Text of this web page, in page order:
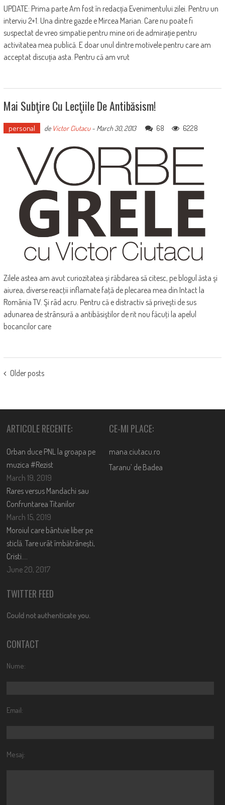
UPDATE: Prima parte Am fost în redacția Evenimentului zilei. Pentru un
interviu 2+1. Una dintre gazde e Mircea Marian. Care nu poate fi
suspectat de vreo simpatie pentru mine ori de admirație pentru
activitatea mea publică. E doar unul dintre motivele pentru care am
acceptat discuția asta. Pentru că am vrut
Mai Subţire Cu Lecţiile De Antibăsism!
personal de Victor Ciutacu- March 30, 2013 68 6228
Zilele astea am avut curiozitatea şi răbdarea să citesc, pe blogul ăsta şi
aiurea, diverse reacţii inflamate faţă de plecarea mea din Intact la
România TV. Şi râd acru. Pentru că e distractiv să priveşti de sus
adunarea de strânsură a antibăsiştilor de rit nou făcuţi la apelul
bocancilor care
POSTS
Older posts
ARTICOLE RECENTE:
Orban duce PNL la groapa pe
muzica #Rezist
March 19, 2019
Rares versus Mandachi sau
Confruntarea Titanilor
March 15, 2019
Moroiul care bântuie liber pe
sticlă. Tare urât îmbătrânești,
Cristi….
June 20, 2017
CE-MI PLACE:
mana.ciutacu.ro
Taranu’ de Badea
TWITTER FEED
Could not authenticate you.
CONTACT
Nume:
Email:
Mesaj: